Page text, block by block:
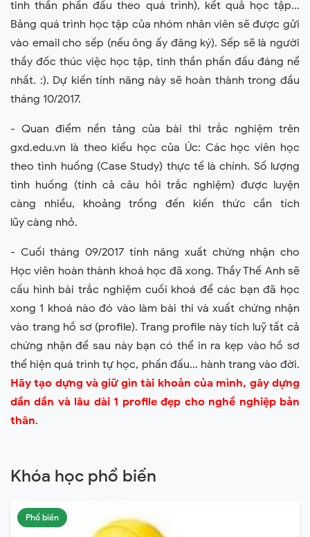
tinh thần phấn đấu theo quá trình), kết quả học tập...
Bảng quá trình học tập của nhóm nhân viên sẽ được gửi
vào email cho sếp (nếu ông ấy đăng ký). Sếp sẽ là người
thầy đốc thúc việc học tập, tinh thần phấn đấu đáng nể
nhất. :). Dự kiến tính năng này sẽ hoàn thành trong đầu
tháng 10/2017.
- Quan điểm nền tảng của bài thi trắc nghiệm trên
gxd.edu.vn là theo kiểu học của Úc: Các học viên học
theo tình huống (Case Study) thực tế là chính. Số lượng
tình huống (tính cả câu hỏi trắc nghiệm) được luyện
càng nhiều, khoảng trống đến kiến thức cần tích
lũy càng nhỏ.
- Cuối tháng 09/2017 tính năng xuất chứng nhận cho
Học viên hoàn thành khoá học đã xong. Thầy Thế Anh sẽ
cấu hình bài trắc nghiệm cuối khoá để các bạn đã học
xong 1 khoá nào đó vào làm bài thi và xuất chứng nhận
vào trang hồ sơ (profile). Trang profile này tích luỹ tất cả
chứng nhận để sau này bạn có thể in ra kẹp vào hồ sơ
thể hiện quá trình tự học, phấn đấu... hành trang vào đời.
Hãy tạo dựng và giữ gìn tài khoản của mình, gây dựng
dần dần và lâu dài 1 profile đẹp cho nghề nghiệp bản
thân.
Khóa học phổ biến
Phổ biến